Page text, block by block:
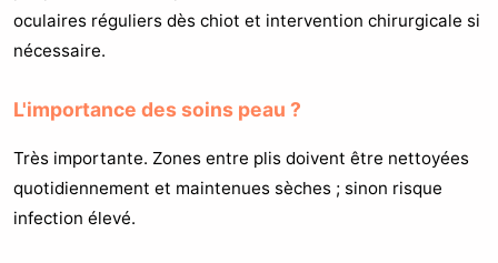
oculaires réguliers dès chiot et intervention chirurgicale si
nécessaire.
L'importance des soins peau ?
Très importante. Zones entre plis doivent être nettoyées
quotidiennement et maintenues sèches ; sinon risque
infection élevé.